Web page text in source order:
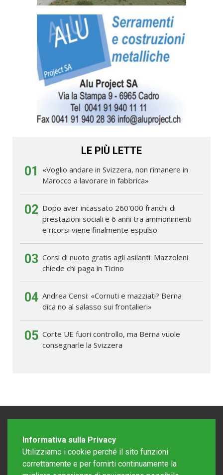
LE PIÙ LETTE
01
«Voglio andare in Svizzera, non rimanere in
Marocco a lavorare in fabbrica»
02 Dopo aver incassato 260'000 franchi di
prestazioni sociali e 6 anni tra ammonimenti
e ricorsi viene finalmente espulso
03 Corsi di nuoto gratis agli asilanti: Mazzoleni
chiede chi paga in Ticino
04 Andrea Censi: «Cornuti e mazziati? Berna
dica no al salasso sui frontalieri»
05 Corte UE fuori controllo, ma Berna vuole
consegnarle la Svizzera
Informativa sulla Privacy
Utilizziamo i cookie perché il sito funzioni
correttamente e per fornirti continuamente la